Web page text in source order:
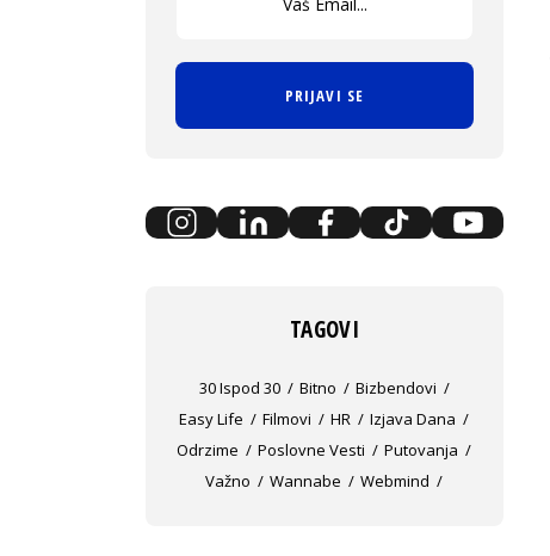
PRIJAVI SE
TAGOVI
30 Ispod 30 Bitno
Bizbendovi
Easy Life
Filmovi HR
Izjava Dana
Odrzime
Poslovne Vesti
Putovanja
Važno
Wannabe Webmind